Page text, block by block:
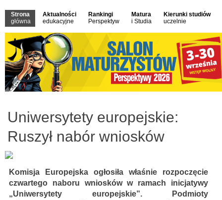
Strona
główna
Aktualności
edukacyjne
Rankingi
Perspektyw
Matura
i Studia
Kierunki studiów
uczelnie
Uniwersytety europejskie:
Ruszył nabór wniosków
Komisja Europejska ogłosiła właśnie rozpoczęcie
czwartego naboru wniosków w ramach inicjatywy
„Uniwersytety europejskie”. Podmioty